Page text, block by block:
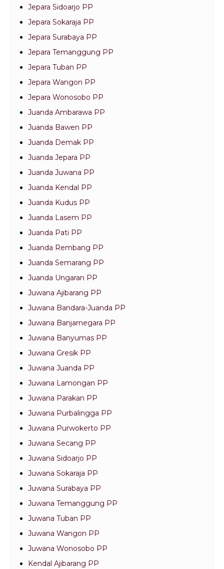
Jepara Sidoarjo PP
Jepara Sokaraja PP
Jepara Surabaya PP
Jepara Temanggung PP
Jepara Tuban PP
Jepara Wangon PP
Jepara Wonosobo PP
Juanda Ambarawa PP
Juanda Bawen PP
Juanda Demak PP
Juanda Jepara PP
Juanda Juwana PP
Juanda Kendal PP
Juanda Kudus PP
Juanda Lasem PP
Juanda Pati PP
Juanda Rembang PP
Juanda Semarang PP
Juanda Ungaran PP
Juwana Ajibarang PP
Juwana Bandara-Juanda PP
Juwana Banjarnegara PP
Juwana Banyumas PP
Juwana Gresik PP
Juwana Juanda PP
Juwana Lamongan PP
Juwana Parakan PP
Juwana Purbalingga PP
Juwana Purwokerto PP
Juwana Secang PP
Juwana Sidoarjo PP
Juwana Sokaraja PP
Juwana Surabaya PP
Juwana Temanggung PP
Juwana Tuban PP
Juwana Wangon PP
Juwana Wonosobo PP
Kendal Ajibarang PP